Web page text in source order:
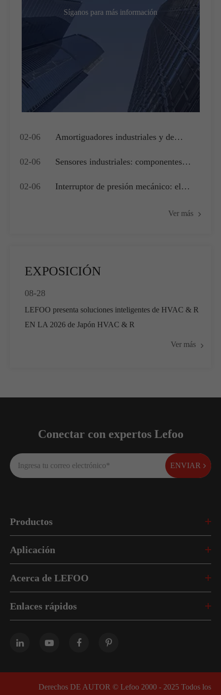
Síganos para más información
02-06
Amortiguadores industriales y de
gestión del flujo de aire y el control de
presión
02-06
Sensores industriales: componentes
y adquisición de datos
02-06
Interruptor de presión mecánico: el
núcleo para la seguridad del sistema
Ver más
EXPOSICIÓN
08-28
LEFOO presenta soluciones inteligentes de HVAC & R
EN LA 2026 de Japón HVAC & R
Ver más
Conectar con expertos Lefoo
ENVIAR
Productos
Aplicación
Acerca de LEFOO
Enlaces rápidos
Derechos DE AUTOR © Lefoo 2000 - 2025 Todos los